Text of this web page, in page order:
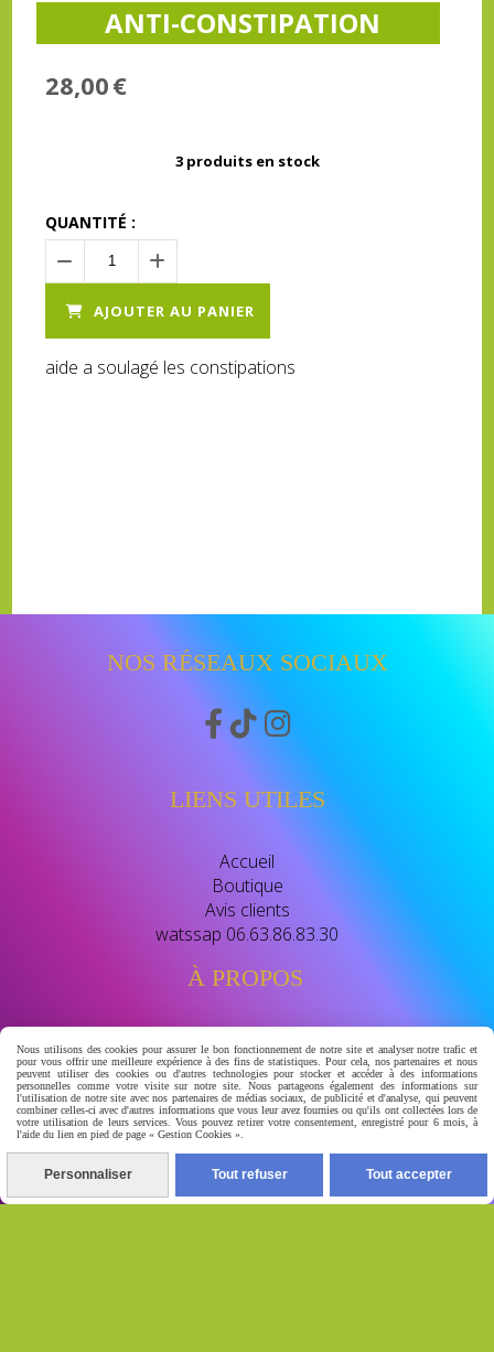
ANTI-CONSTIPATION
28,00€
3produits en stock
QUANTITÉ :
AJOUTER AU PANIER
aide a soulagé les constipations
NOS RÉSEAUX SOCIAUX
  
LIENS UTILES
Accueil
Boutique
Avis clients
watssap 06.63.86.83.30
À PROPOS
BIENVENUE CHEZ GERA-LUXSKIN
révélé leclat naturel de votre peau
votre destination beauté dediee aux soins de la peau et
au bien- etre nous vous proposont des soins de qualité
conçu pour ulluminer , unifier eclaircir naturelement et
Nous utilisons des cookies pour assurer le bon fonctionnement de notre site et analyser notre trafic et
pour vous offrir une meilleure expérience à des fins de statistiques. Pour cela, nos partenaires et nous
peuvent utiliser des cookies ou d'autres technologies pour stocker et accéder à des informations
personnelles comme votre visite sur notre site. Nous partageons également des informations sur
l'utilisation de notre site avec nos partenaires de médias sociaux, de publicité et d'analyse, qui peuvent
combiner celles-ci avec d'autres informations que vous leur avez fournies ou qu'ils ont collectées lors de
votre utilisation de leurs services. Vous pouvez retirer votre consentement, enregistré pour 6 mois, à
l'aide du lien en pied de page « Gestion Cookies ».
Personnaliser Tout refuser Tout accepter